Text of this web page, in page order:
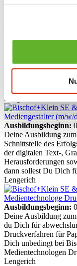
Deine Ausbildung als
vielseitigen und
genau das Richtige
zum Mechatroniker
Lengerich
Mediengestalter (m/w/
Ausbildungsbeginn:
Deine Ausbildung
Schnittstelle des
der digitalen Text-,
Herausforderungen
dann sollest Du Dich
Lengerich
Medientechnologe
Ausbildungsbeginn:
Deine Ausbildung
du Dich für
Druckverfahren für
Dich unbedingt bei
Medientechnologen
Lengerich